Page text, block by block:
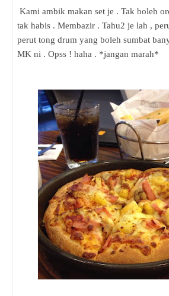
Kami ambik makan set je . Tak boleh
tak habis . Membazir . Tahu2 je lah ,
perut tong drum yang boleh sumbat
MK ni . Opss ! haha . *jangan marah*